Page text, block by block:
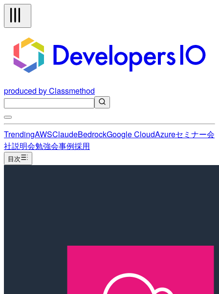
produced by Classmethod
TrendingAWSClaudeBedrockGoogle CloudAzureセミナー会
社説明会勉強会事例採用
目次